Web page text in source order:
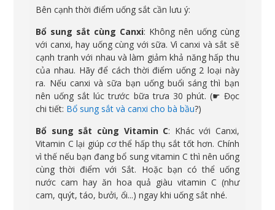
Bên cạnh thời điểm uống sắt cần lưu ý:
Bổ sung sắt cùng Canxi: Không nên uống cùng
với canxi, hay uống cùng với sữa. Vì canxi và sắt sẽ
cạnh tranh với nhau và làm giảm khả năng hấp thu
của nhau. Hãy để cách thời điểm uống 2 loại này
ra. Nếu canxi và sữa bạn uống buổi sáng thì bạn
nên uống sắt lúc trước bữa trưa 30 phút. (☛ Đọc
chi tiết: Bổ sung sắt và canxi cho bà bầu?)
Bổ sung sắt cùng Vitamin C: Khác với Canxi,
Vitamin C lại giúp cơ thể hấp thụ sắt tốt hơn. Chính
vì thế nếu bạn đang bổ sung vitamin C thì nên uống
cùng thời điểm với Sắt. Hoặc bạn có thể uống
nước cam hay ăn hoa quả giàu vitamin C (như
cam, quýt, táo, bưởi, ổi...) ngay khi uống sắt nhé.